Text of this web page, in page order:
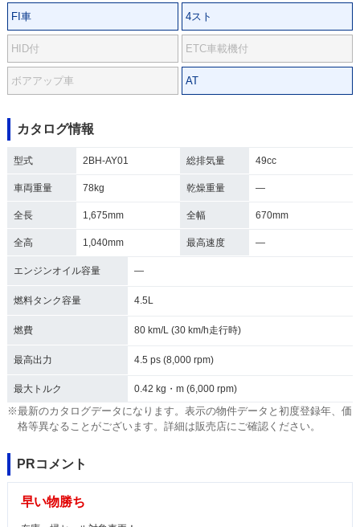
FI車 4スト
HID付 ETC車載機付
ボアアップ車 AT
カタログ情報
型式 2BH-AY01 総排気量 49cc
車両重量 78kg 乾燥重量 ―
全長 1,675mm 全幅 670mm
全高 1,040mm 最高速度 ―
エンジンオイル容量 ―
燃料タンク容量 4.5L
燃費 80 km/L (30 km/h走行時)
最高出力 4.5 ps (8,000 rpm)
最大トルク 0.42 kg・m (6,000 rpm)
※最新のカタログデータになります。表示の物件データと初度登録年、価
格等異なることがございます。詳細は販売店にご確認ください。
PRコメント
早い物勝ち